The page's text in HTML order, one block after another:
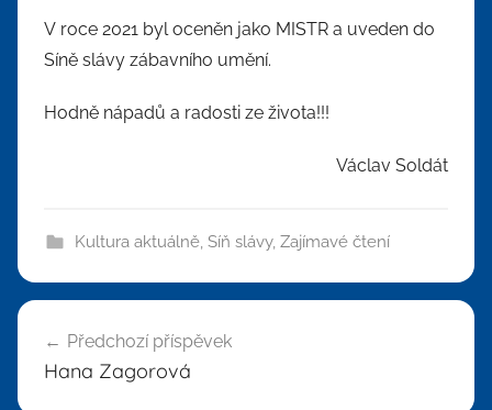
V roce 2021 byl oceněn jako MISTR a uveden do
Síně slávy zábavního umění.
Hodně nápadů a radosti ze života!!!
Václav Soldát
Kultura aktuálně, Síň slávy, Zajímavé čtení
Navigace
pro
příspěvek
Předchozí příspěvek
Hana Zagorová